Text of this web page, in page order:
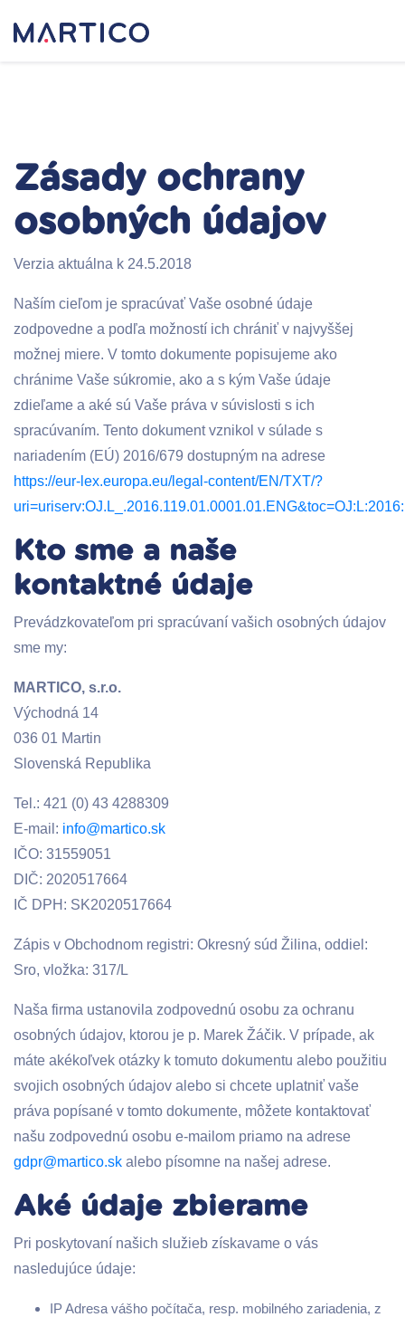
Zásady ochrany
osobných údajov
Verzia aktuálna k 24.5.2018
Naším cieľom je spracúvať Vaše osobné údaje
zodpovedne a podľa možností ich chrániť v najvyššej
možnej miere. V tomto dokumente popisujeme ako
chránime Vaše súkromie, ako a s kým Vaše údaje
zdieľame a aké sú Vaše práva v súvislosti s ich
spracúvaním. Tento dokument vznikol v súlade s
nariadením (EÚ) 2016/679 dostupným na adrese
https://eur-lex.europa.eu/legal-content/EN/TXT/?
Kto sme a naše
kontaktné údaje
Prevádzkovateľom pri spracúvaní vašich osobných údajov
sme my:
MARTICO, s.r.o.
Východná 14
036 01 Martin
Slovenská Republika
Tel.: 421 (0) 43 4288309
E-mail: info@martico.sk
IČO: 31559051
DIČ: 2020517664
IČ DPH: SK2020517664
Zápis v Obchodnom registri: Okresný súd Žilina, oddiel:
Sro, vložka: 317/L
Naša firma ustanovila zodpovednú osobu za ochranu
osobných údajov, ktorou je p. Marek Žáčik. V prípade, ak
máte akékoľvek otázky k tomuto dokumentu alebo použitiu
svojich osobných údajov alebo si chcete uplatniť vaše
práva popísané v tomto dokumente, môžete kontaktovať
našu zodpovednú osobu e-mailom priamo na adrese
gdpr@martico.sk alebo písomne na našej adrese.
Aké údaje zbierame
Pri poskytovaní našich služieb získavame o vás
nasledujúce údaje:
IP Adresa vášho počítača, resp. mobilného zariadenia, z